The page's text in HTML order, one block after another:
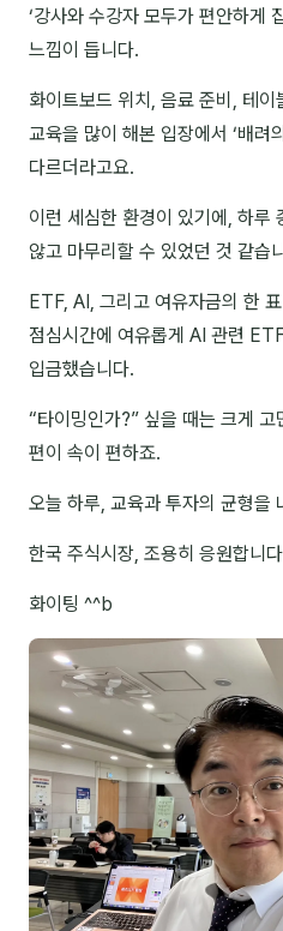
고객사 레퍼런스
AI입문
전체 도구
미팅·보고
제안·영업
마케팅
일정
지식
용어사전
트렌드 리포트
칼럼
커뮤니티
‘강사와 수강자 모두가 편안하게
느낌이 듭니다.
화이트보드 위치, 음료 준비, 테
교육을 많이 해본 입장에서 ‘배려
다르더라고요.
이런 세심한 환경이 있기에, 하루
않고 마무리할 수 있었던 것 같습
ETF, AI, 그리고 여유자금의 한
점심시간에 여유롭게 AI 관련
입금했습니다.
“타이밍인가?” 싶을 때는 크게
편이 속이 편하죠.
오늘 하루, 교육과 투자의 균형을
한국 주식시장, 조용히 응원합니
화이팅 ^^b